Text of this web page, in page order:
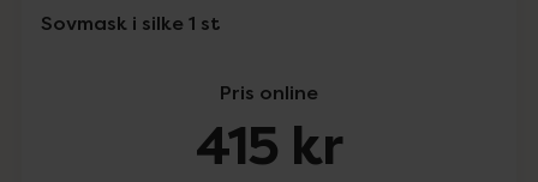
Sovmask i silke 1 st
Pris online
415 kr